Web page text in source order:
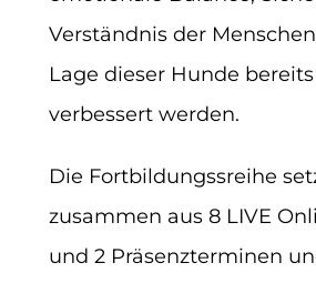
Verständnis der
Lage dieser Hunde
verbessert werden.
Die Fortbildungssreihe
zusammen aus 8 LIVE
und 2 Präsenzterminen